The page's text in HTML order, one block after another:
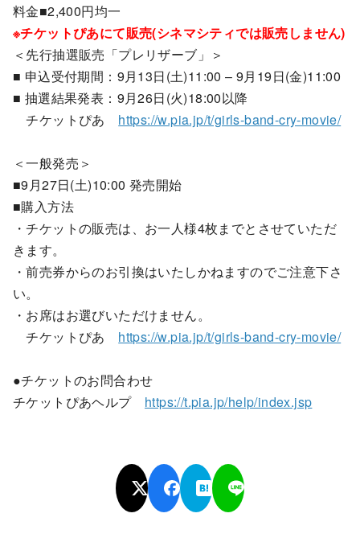
料金■2,400円均一
※チケットぴあにて販売(シネマシティでは販売しません)
＜先行抽選販売「プレリザーブ」＞
■ 申込受付期間：9月13日(土)11:00 – 9月19日(金)11:00
■ 抽選結果発表：9月26日(火)18:00以降
チケットぴあ https://w.pia.jp/t/girls-band-cry-movie/
＜一般発売＞
■9月27日(土)10:00 発売開始
■購入方法
・チケットの販売は、お一人様4枚までとさせていただ
きます。
・前売券からのお引換はいたしかねますのでご注意下さ
い。
・お席はお選びいただけません。
チケットぴあ https://w.pia.jp/t/girls-band-cry-movie/
●チケットのお問合わせ
チケットぴあヘルプ https://t.pia.jp/help/index.jsp